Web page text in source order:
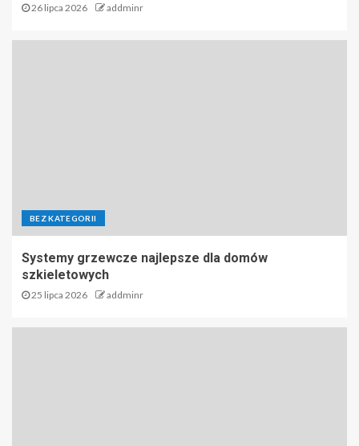
26 lipca 2026 addminr
BEZ KATEGORII
Systemy grzewcze najlepsze dla domów
szkieletowych
25 lipca 2026 addminr